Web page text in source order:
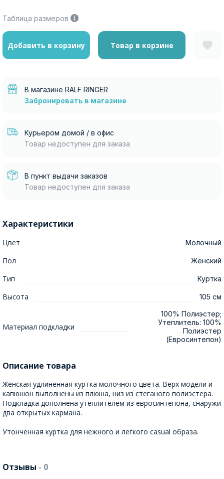
Таблица размеров
Добавить в корзину Товар в корзине
В магазине RALF RINGER
Забронировать в магазине
Курьером домой / в офис
Товар недоступен для заказа
В пункт выдачи заказов
Товар недоступен для заказа
Характеристики
Цвет Молочный
Пол Женский
Тип Куртка
Высота 105 см
Материал подкладки
100% Полиэстер;
Утеплитель: 100%
Полиэстер
(Евросинтепон)
Описание товара
Женская удлиненная куртка молочного цвета. Верх модели и
капюшон выполнены из плюша, низ из стеганого полиэстера.
Подкладка дополнена утеплителем из евросинтепона, снаружи
два открытых кармана.
Утонченная куртка для нежного и легкого casual образа.
Отзывы - 0